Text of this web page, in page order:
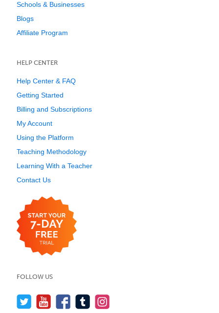
Schools & Businesses
Blogs
Affiliate Program
HELP CENTER
Help Center & FAQ
Getting Started
Billing and Subscriptions
My Account
Using the Platform
Teaching Methodology
Learning With a Teacher
Contact Us
FOLLOW US